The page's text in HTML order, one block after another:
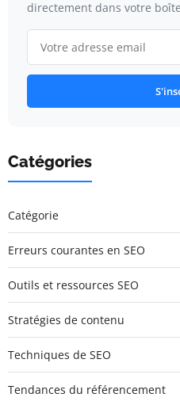
directement dans votre
Catégories
Catégorie
Erreurs courantes en SEO
Outils et ressources SEO
Stratégies de contenu
Techniques de SEO
Tendances du référencement